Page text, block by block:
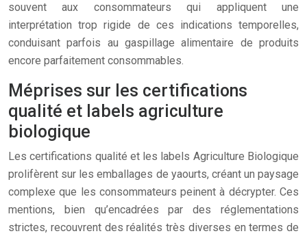
souvent aux consommateurs qui appliquent une
interprétation trop rigide de ces indications temporelles,
conduisant parfois au gaspillage alimentaire de produits
encore parfaitement consommables.
Méprises sur les certifications
qualité et labels agriculture
biologique
Les certifications qualité et les labels Agriculture Biologique
prolifèrent sur les emballages de yaourts, créant un paysage
complexe que les consommateurs peinent à décrypter. Ces
mentions, bien qu’encadrées par des réglementations
strictes, recouvrent des réalités très diverses en termes de